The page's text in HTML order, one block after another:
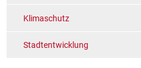
Klimaschutz
Stadtentwicklung